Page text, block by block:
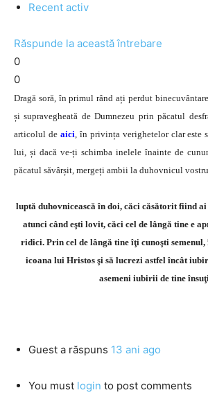
Recent activ
Răspunde la această întrebare
0
0
Dragă soră, în primul rând ați perdut
și supravegheată de Dumnezeu prin păcatul
articolul de aici, în privința verighetelor clar este
lui, și dacă ve-ți schimba inelele înainte de
păcatul săvârșit, mergeți ambii la duhovnicul
luptă duhovnicească în doi, căci căsătorit fiind ai
atunci când eşti lovit, căci cel de lângă tine e
ridici. Prin cel de lângă tine îţi cunoşti
icoana lui Hristos şi să lucrezi astfel încât
asemeni iubirii de tine
Guest a răspuns 13 ani ago
You must login to post comments